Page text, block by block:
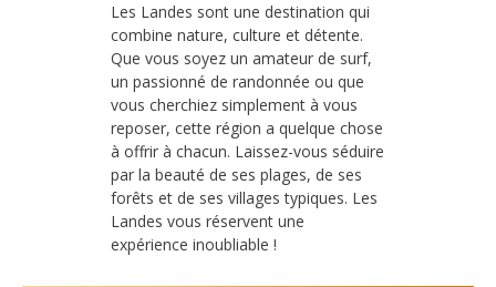
Les Landes sont une destination qui
combine nature, culture et détente.
Que vous soyez un amateur de surf,
un passionné de randonnée ou que
vous cherchiez simplement à vous
reposer, cette région a quelque chose
à offrir à chacun. Laissez-vous séduire
par la beauté de ses plages, de ses
forêts et de ses villages typiques. Les
Landes vous réservent une
expérience inoubliable !